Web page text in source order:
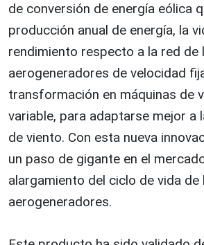
de conversión de energía eólica
producción anual de energía, la
rendimiento respecto a la red de
aerogeneradores de velocidad
transformación en máquinas de
variable, para adaptarse mejor a
de viento. Con esta nueva
un paso de gigante en el
alargamiento del ciclo de vida de
aerogeneradores.